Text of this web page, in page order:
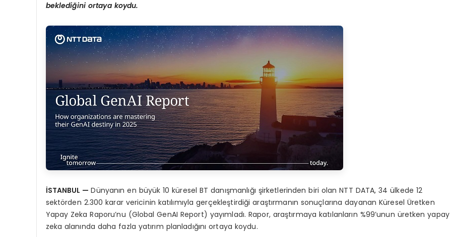
beklediğini ortaya koydu.
İSTANBUL —Dünyanın en büyük 10 küresel BT danışmanlığı şirketlerinden biri olan NTT DATA, 34 ülkede 12
sektörden 2.300 karar vericinin katılımıyla gerçekleştirdiği araştırmanın sonuçlarına dayanan Küresel Üretken
Yapay Zeka Raporu’nu (Global GenAI Report) yayımladı. Rapor, araştırmaya katılanların %99’unun üretken yapay
zeka alanında daha fazla yatırım planladığını ortaya koydu.